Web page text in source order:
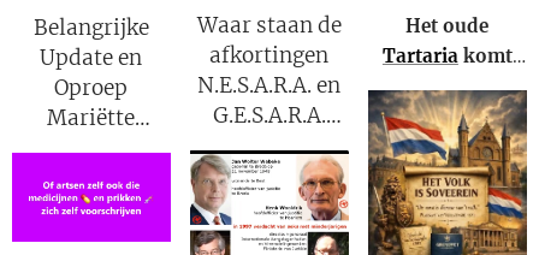
Belangrijke
Update en
Oproep
Mariëtte
Groothoff van
7 augustus
2026
Het oude
Tartariakomt
weer tot leven!
Waar staan de
afkortingen
N.E.S.A.R.A. en
G.E.S.A.R.A.
voor?